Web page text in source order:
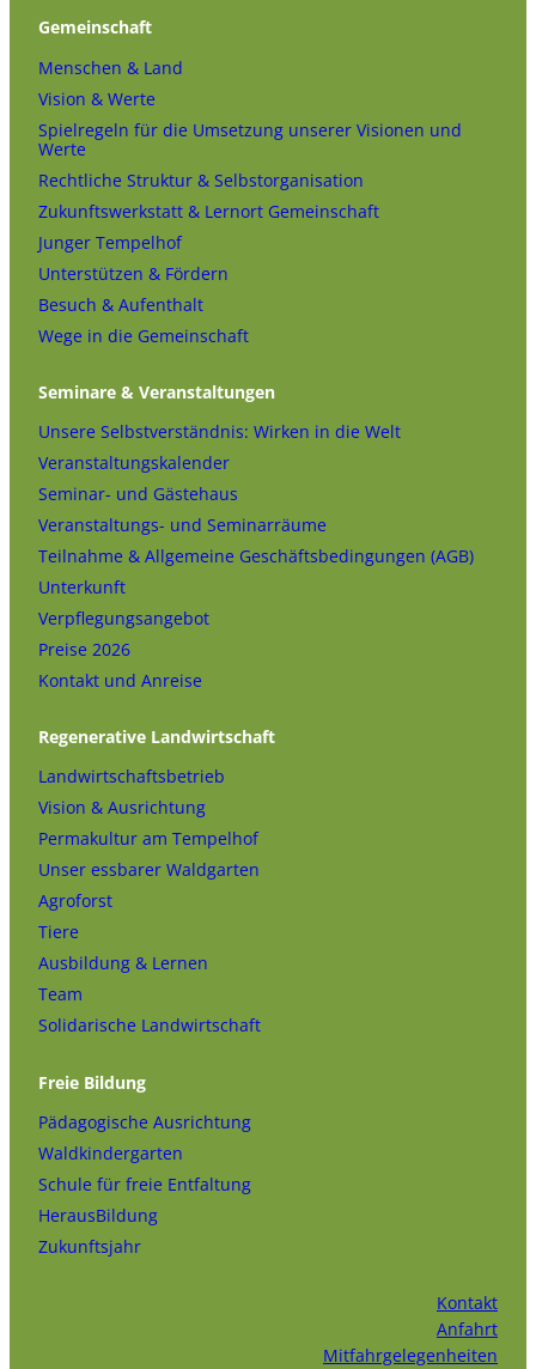
Gemeinschaft
Menschen & Land
Vision & Werte
Spielregeln für die Umsetzung unserer Visionen und
Werte
Rechtliche Struktur & Selbstorganisation
Zukunftswerkstatt & Lernort Gemeinschaft
Junger Tempelhof
Unterstützen & Fördern
Besuch & Aufenthalt
Wege in die Gemeinschaft
Seminare & Veranstaltungen
Unsere Selbstverständnis: Wirken in die Welt
Veranstaltungskalender
Seminar- und Gästehaus
Veranstaltungs- und Seminarräume
Teilnahme & Allgemeine Geschäftsbedingungen (AGB)
Unterkunft
Verpflegungsangebot
Preise 2026
Kontakt und Anreise
Regenerative Landwirtschaft
Landwirtschaftsbetrieb
Vision & Ausrichtung
Permakultur am Tempelhof
Unser essbarer Waldgarten
Agroforst
Tiere
Ausbildung & Lernen
Team
Solidarische Landwirtschaft
Freie Bildung
Pädagogische Ausrichtung
Waldkindergarten
Schule für freie Entfaltung
HerausBildung
Zukunftsjahr
Kontakt
Anfahrt
Mitfahrgelegenheiten